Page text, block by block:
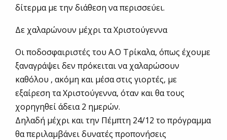
δίτερμα με την διάθεση να περισσεύει.
Δε χαλαρώνουν μέχρι τα Χριστούγεννα
Οι ποδοσφαιριστές του Α.Ο Τρίκαλα, όπως έχουμε
ξαναγράψει δεν πρόκειται να χαλαρώσουν
καθόλου , ακόμη και μέσα στις γιορτές, με
εξαίρεση τα Χριστούγεννα, όταν και θα τους
χορηγηθεί άδεια 2 ημερών.
Δηλαδή μέχρι και την Πέμπτη 24/12 το πρόγραμμα
θα περιλαμβάνει δυνατές προπονήσεις